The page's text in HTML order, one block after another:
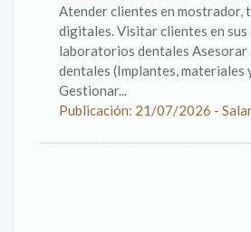
Atender clientes en mostrador,
digitales. Visitar clientes en
laboratorios dentales Asesorar
dentales (Implantes, materiales
Gestionar...
Publicación: 21/07/2026 -